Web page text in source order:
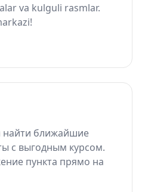
va kulguli rasmlar.
ближайшие
с выгодным курсом.
пункта прямо на